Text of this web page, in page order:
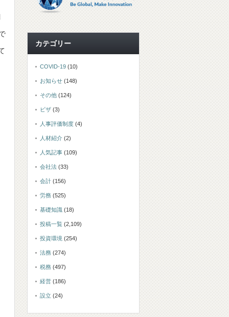
カテゴリー
COVID-19 (10)
お知らせ (148)
その他 (124)
ビザ (3)
人事評価制度 (4)
人材紹介 (2)
人気記事 (109)
会社法 (33)
会計 (156)
労務 (525)
基礎知識 (18)
投稿一覧 (2,109)
投資環境 (254)
法務 (274)
税務 (497)
経営 (186)
設立 (24)